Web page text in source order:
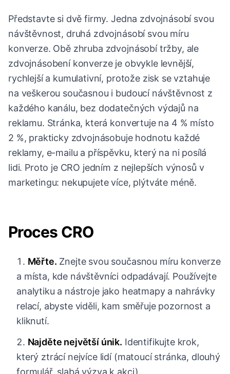
Představte si dvě firmy. Jedna zdvojnásobí svou
návštěvnost, druhá zdvojnásobí svou míru
konverze. Obě zhruba zdvojnásobí tržby, ale
zdvojnásobení konverze je obvykle levnější,
rychlejší a kumulativní, protože zisk se vztahuje
na veškerou současnou i budoucí návštěvnost z
každého kanálu, bez dodatečných výdajů na
reklamu. Stránka, která konvertuje na 4 % místo
2 %, prakticky zdvojnásobuje hodnotu každé
reklamy, e-mailu a příspěvku, který na ni posílá
lidi. Proto je CRO jedním z nejlepších výnosů v
marketingu: nekupujete více, plýtváte méně.
Proces CRO
Měřte. Znejte svou současnou míru konverze
a místa, kde návštěvníci odpadávají. Používejte
analytiku a nástroje jako heatmapy a nahrávky
relací, abyste viděli, kam směřuje pozornost a
kliknutí.
Najděte největší únik. Identifikujte krok,
který ztrácí nejvíce lidí (matoucí stránka, dlouhý